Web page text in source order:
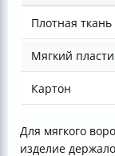
Плотная ткань
Мягкий
Картон
Для мягкого
изделие